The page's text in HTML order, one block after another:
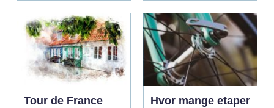
Tour de France
Hvor mange etaper